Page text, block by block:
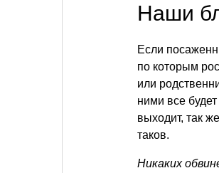
Наши
Если
по которым
или
ними все
выходит, так
таков.
Никаких